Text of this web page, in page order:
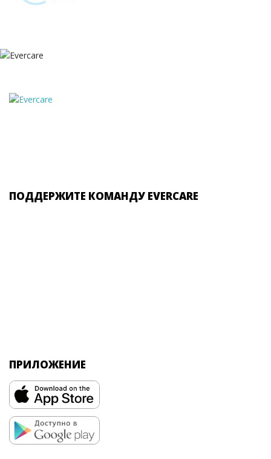
ПОДДЕРЖИТЕ КОМАНДУ EVERCARE
ПРИЛОЖЕНИЕ